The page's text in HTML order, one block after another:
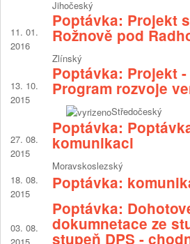
Jihočeský
11. 01.
2016
Poptávka: Projekt
Rožnově pod
Zlínský
13. 10.
2015
Poptávka: Projekt
Program rozvoje
Středočeský
27. 08.
2015
Poptávka:
komunikaci
Moravskoslezský
18. 08.
2015
Poptávka:
03. 08.
2015
Poptávka:
dokumnetace ze
stupeň DPS -